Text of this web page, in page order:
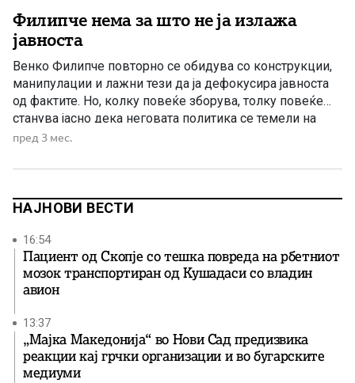
Филипче нема за што не ја излажа
јавноста
Венко Филипче повторно се обидува со конструкции,
манипулации и лажни тези да ја дефокусира јавноста
од фактите. Но, колку повеќе зборува, толку повеќе
станува јасно дека неговата политика се темели на
страв, дезинформации и празни обвинувања. Филипче
банкротира. Лажеше дека Буџетот е празен. Лажеше
пред 3 мес.
НАЈНОВИ ВЕСТИ
16:54
Пациент од Скопје со тешка повреда на рбетниот
мозок транспортиран од Кушадаси со владин
авион
13:37
„Мајка Македонија“ во Нови Сад предизвика
реакции кај грчки организации и во бугарските
медиуми